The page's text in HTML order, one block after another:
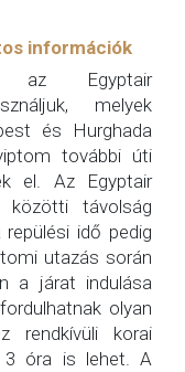
információk
az Egyptair
melyek
és Hurghada
további úti
el. Az Egyptair
távolság
idő pedig
utazás során
a járat indulása
olyan
rendkívüli korai
3 óra is lehet. A